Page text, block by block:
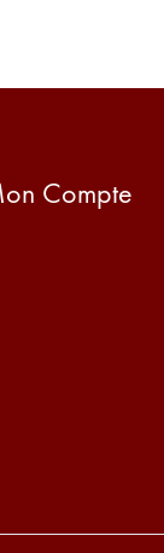
Compte